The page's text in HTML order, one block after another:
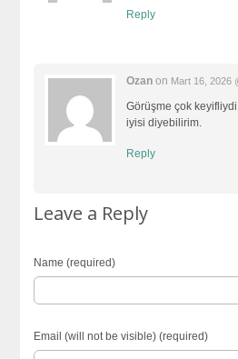
Reply
Ozan on Mart 16, 2026
Görüşme çok
iyisi diyebilirim.
Reply
Leave a Reply
Name (required)
Email (will not be visible) (required)